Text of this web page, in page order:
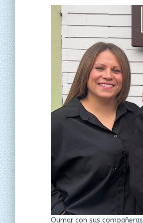
Oumar con sus